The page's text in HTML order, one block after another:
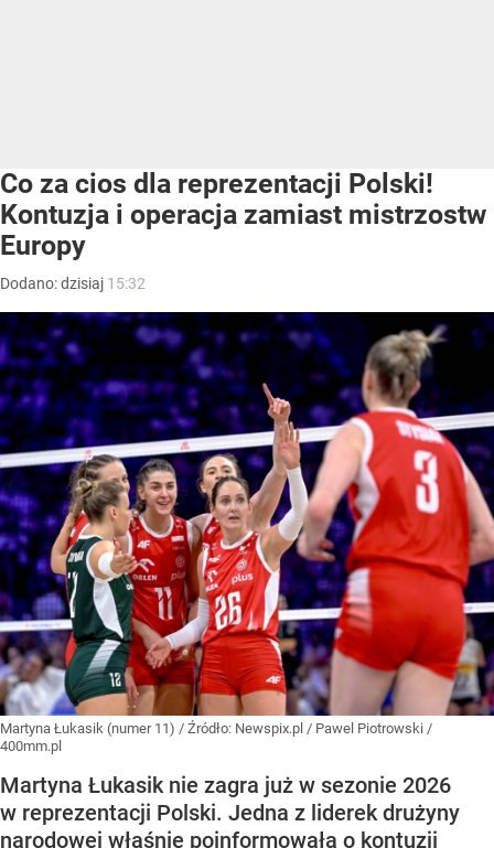
Co za cios dla reprezentacji Polski!
Kontuzja i operacja zamiast mistrzostw
Europy
Dodano:dzisiaj 15:32
Martyna Łukasik (numer 11) / Źródło: Newspix.pl / Pawel Piotrowski /
400mm.pl
Martyna Łukasik nie zagra już w sezonie 2026
w reprezentacji Polski. Jedna z liderek drużyny
narodowej właśnie poinformowała o kontuzji